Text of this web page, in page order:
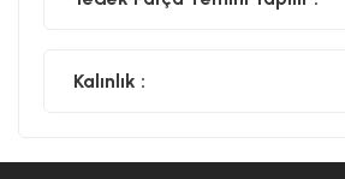
Kalınlık :